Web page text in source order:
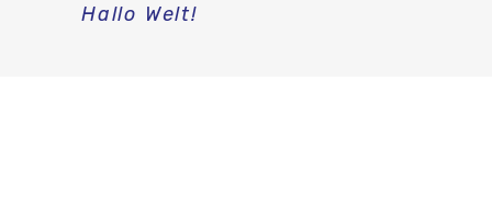
Hallo Welt!